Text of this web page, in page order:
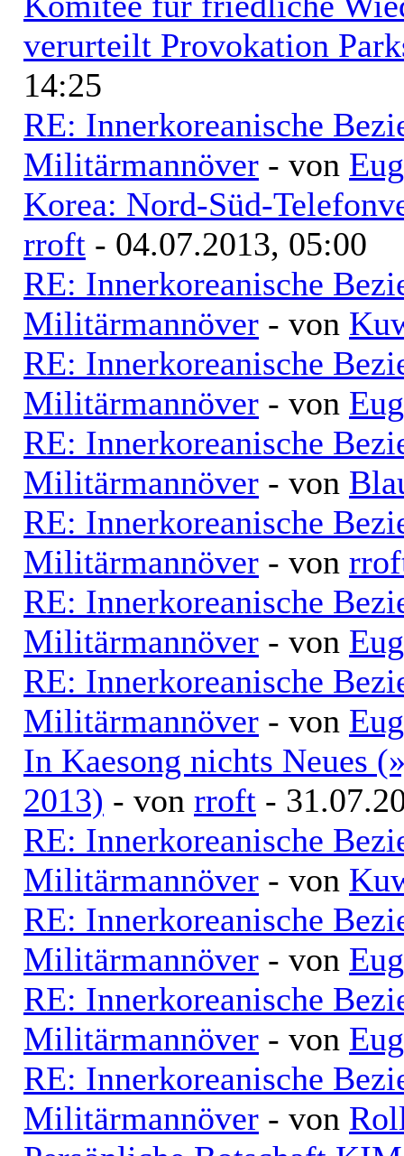
verurteilt Provokation
14:25
RE: Innerkoreanische
Militärmannöver - von
Korea: Nord-Süd-
rroft - 04.07.2013, 05:00
RE: Innerkoreanische
Militärmannöver - von
RE: Innerkoreanische
Militärmannöver - von
RE: Innerkoreanische
Militärmannöver - von
RE: Innerkoreanische
Militärmannöver - von
RE: Innerkoreanische
Militärmannöver - von
RE: Innerkoreanische
Militärmannöver - von
In Kaesong nichts Neues
2013) - von rroft -
RE: Innerkoreanische
Militärmannöver - von
RE: Innerkoreanische
Militärmannöver - von
RE: Innerkoreanische
Militärmannöver - von
RE: Innerkoreanische
Militärmannöver - von